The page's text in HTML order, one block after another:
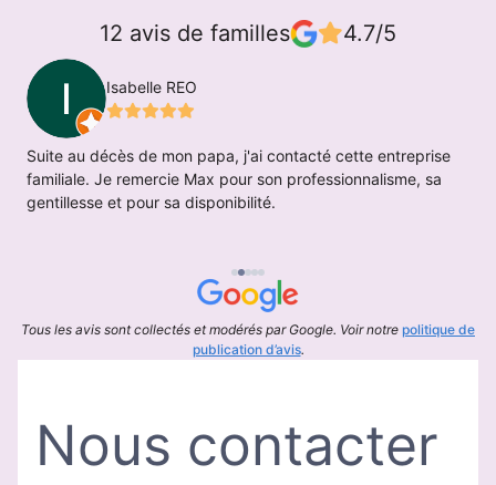
12 avis de familles 4.7/5
Isabelle REO
Suite au décès de mon papa, j'ai contacté cette entreprise
familiale. Je remercie Max pour son professionnalisme, sa
gentillesse et pour sa disponibilité.
Tous les avis sont collectés et modérés par Google. Voir notre politique de
publication d’avis.
Nous contacter